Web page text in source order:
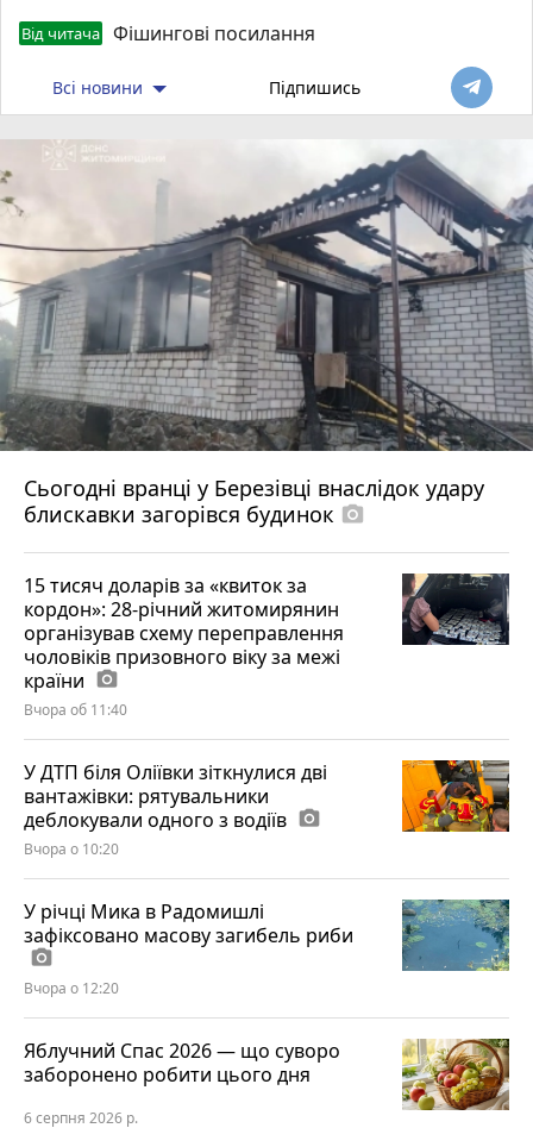
Від читача Фішингові посилання
Всі новини Підпишись
Сьогодні вранці у Березівці внаслідок удару
блискавки загорівся будинок photo_camera
15 тисяч доларів за «квиток за
кордон»: 28-річний житомирянин
організував схему переправлення
чоловіків призовного віку за межі
країни photo_camera
Вчора об 11:40
У ДТП біля Оліївки зіткнулися дві
вантажівки: рятувальники
деблокували одного з водіїв photo_camera
Вчора о 10:20
У річці Мика в Радомишлі
зафіксовано масову загибель риби
photo_camera
Вчора о 12:20
Яблучний Спас 2026 — що суворо
заборонено робити цього дня
6 серпня 2026 р.